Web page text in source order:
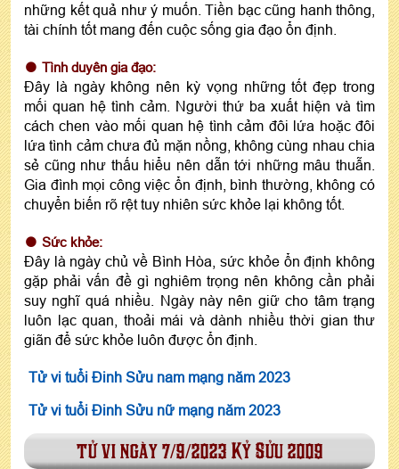
những kết quả như ý muốn. Tiền bạc cũng hanh thông,
tài chính tốt mang đến cuộc sống gia đạo ổn định.
Tình duyên gia đạo:
Đây là ngày không nên kỳ vọng những tốt đẹp trong
mối quan hệ tình cảm. Người thứ ba xuất hiện và tìm
cách chen vào mối quan hệ tình cảm đôi lứa hoặc đôi
lứa tình cảm chưa đủ mặn nồng, không cùng nhau chia
sẻ cũng như thấu hiểu nên dẫn tới những mâu thuẫn.
Gia đình mọi công việc ổn định, bình thường, không có
chuyển biến rõ rệt tuy nhiên sức khỏe lại không tốt.
Sức khỏe:
Đây là ngày chủ về Bình Hòa, sức khỏe ổn định không
gặp phải vấn đề gì nghiêm trọng nên không cần phải
suy nghĩ quá nhiều. Ngày này nên giữ cho tâm trạng
luôn lạc quan, thoải mái và dành nhiều thời gian thư
giãn để sức khỏe luôn được ổn định.
Tử vi tuổi Đinh Sửu nam mạng năm 2023
Tử vi tuổi Đinh Sửu nữ mạng năm 2023
tử vi ngày 7/9/2023 Kỷ Sửu 2009